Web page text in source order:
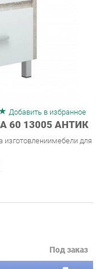
60 13005 АНТИК
для
ЗАКАЗАТЬ